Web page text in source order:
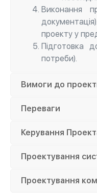
Виконання
проекту у
Підготовка
потреби).
Вимоги до
Переваги
Керування
Проектування
Проектування